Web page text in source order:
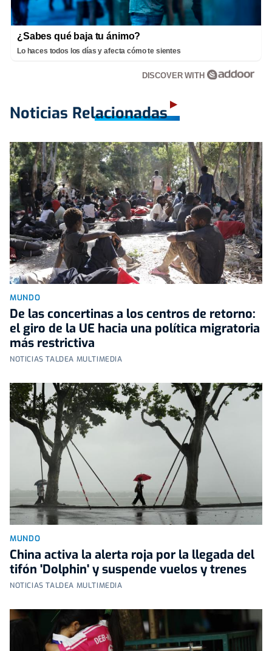
¿Sabes qué baja tu ánimo?
Lo haces todos los días y afecta cómo te sientes
DISCOVER WITH
Noticias Relacionadas
MUNDO
De las concertinas a los centros de retorno:
el giro de la UE hacia una política migratoria
más restrictiva
NOTICIAS TALDEA MULTIMEDIA
MUNDO
China activa la alerta roja por la llegada del
tifón 'Dolphin' y suspende vuelos y trenes
NOTICIAS TALDEA MULTIMEDIA